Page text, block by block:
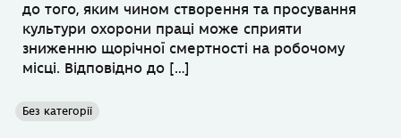
до того, яким чином створення та просування
культури охорони праці може сприяти
зниженню щорічної смертності на робочому
місці. Відповідно до […]
Без категорії